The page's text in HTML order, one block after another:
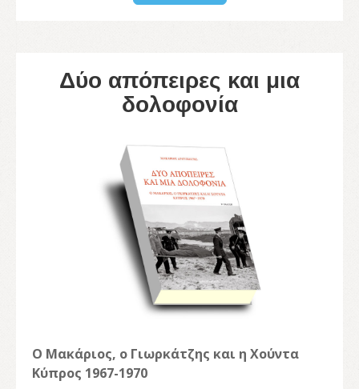
Δύο απόπειρες και μια
δολοφονία
Ο Μακάριος, ο Γιωρκάτζης και η Χούντα
Κύπρος 1967-1970